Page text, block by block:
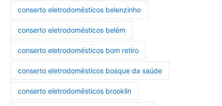
conserto eletrodomésticos belenzinho
conserto eletrodomésticos belém
conserto eletrodomésticos bom retiro
conserto eletrodomésticos bosque da saúde
conserto eletrodomésticos brooklin